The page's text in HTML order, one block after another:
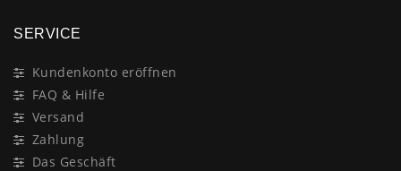
SERVICE
Kundenkonto eröffnen
FAQ & Hilfe
Versand
Zahlung
Das Geschäft